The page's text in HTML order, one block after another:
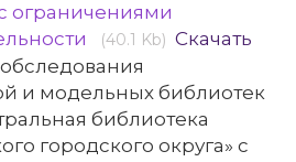
ограничениями
(40.1 Kb) Скачать
и модельных библиотек
библиотека
городского округа» с